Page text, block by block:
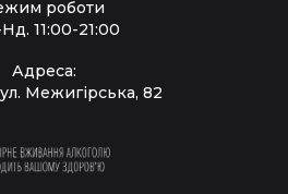
роботи
11:00-21:00
Адреса:
Межигірська, 82